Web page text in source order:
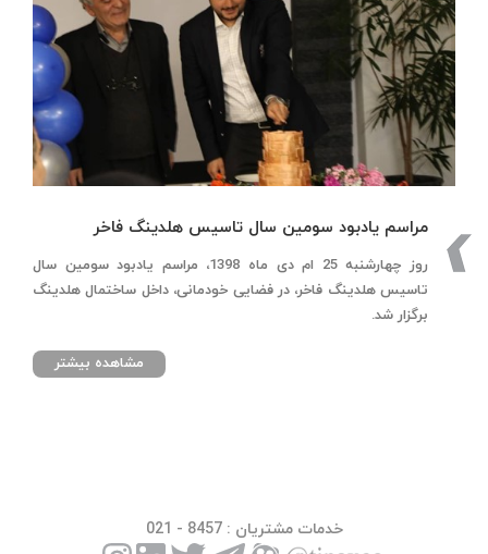
مراسم یادبود سومین سال تاسیس هلدینگ فاخر
روز چهارشنبه 25 ام دی ماه 1398، مراسم یادبود سومین سال
تاسیس هلدینگ فاخر، در فضایی خودمانی، داخل ساختمال هلدینگ
برگزار شد.
مشاهده بیشتر
خدمات مشتریان : 8457 - 021